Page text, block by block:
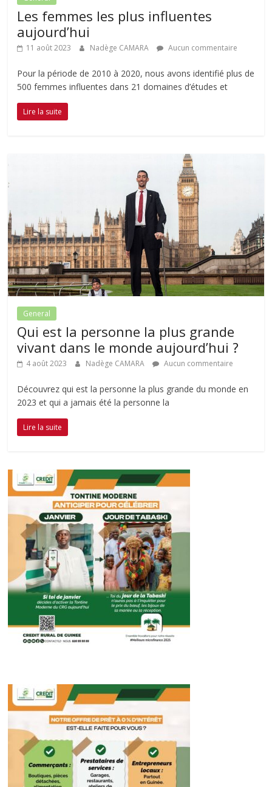
Les femmes les plus influentes
aujourd’hui
11 août 2023 Nadège CAMARA Aucun commentaire
Pour la période de 2010 à 2020, nous avons identifié plus de
500 femmes influentes dans 21 domaines d’études et
Lire la suite
General
Qui est la personne la plus grande
vivant dans le monde aujourd’hui ?
4 août 2023 Nadège CAMARA Aucun commentaire
Découvrez qui est la personne la plus grande du monde en
2023 et qui a jamais été la personne la
Lire la suite